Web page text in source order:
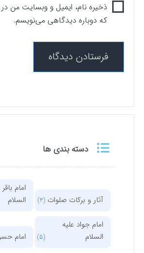
دسته بندی ها
آثار و برکات صلوات(4)
امام باقر
السلام
امام جواد علیه
السلام
امام
ذخیره نام، ایمیل و وبسایت من در
که دوباره دیدگاهی می‌نویسم.